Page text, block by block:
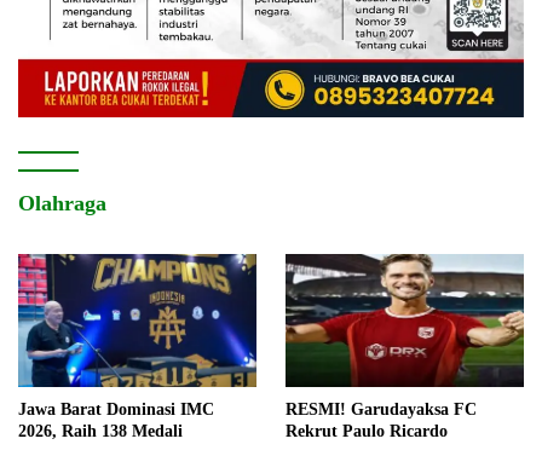
Olahraga
Jawa Barat Dominasi IMC
2026, Raih 138 Medali
RESMI! Garudayaksa FC
Rekrut Paulo Ricardo